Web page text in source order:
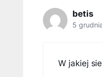
betis
5
W jakiej